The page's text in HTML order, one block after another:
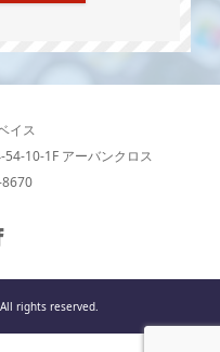
イス
10-1F アーバンクロス
rights reserved.